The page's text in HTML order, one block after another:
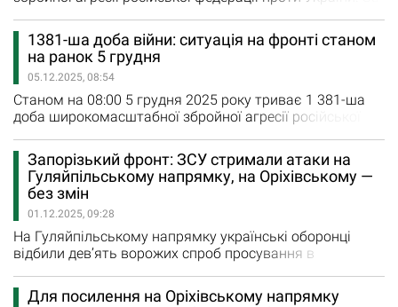
продовжують стійко стримувати натиск противника,
завдаючи йому значних втрат. Протягом минулої доби
на фронті зафіксовано 221 бойове зіткнення. За
уточненою інформацією, російські війська завдали
двох ракетних та 90 авіаційних…
1381-ша доба війни: ситуація на фронті станом
на ранок 5 грудня
05.12.2025, 08:54
Станом на 08:00 5 грудня 2025 року триває 1 381-ша
доба широкомасштабної збройної агресії російської
продовжують стійко стримувати натиск окупантів і
завдавати їм значних втрат. Повідомляє Генеральний
штаб ЗСУ. За минулу добу зафіксовано 167 бойових
зіткнень. Противник здійснив 61 авіаційний удар,
застосувавши 173 керовані…
Запорізький фронт: ЗСУ стримали атаки на
Гуляйпільському напрямку, на Оріхівському —
без змін
01.12.2025, 09:28
На Гуляйпільському напрямку українські оборонці
відбили дев’ять ворожих спроб просування в
Солодкого й Успенівки. На Оріхівському напрямку
Для посилення на Оріхівському напрямку